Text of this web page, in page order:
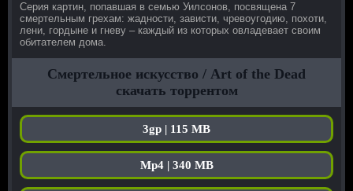
Серия картин, попавшая в семью Уилсонов, посвящена 7
смертельным грехам: жадности, зависти, чревоугодию, похоти,
лени, гордыне и гневу – каждый из которых овладевает своим
обитателем дома.
Смертельное искусство / Art of the Dead
скачать торрентом
3gp | 115 MB
Mp4 | 340 MB